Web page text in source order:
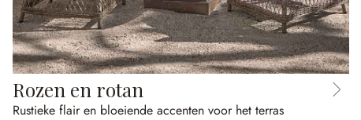
Rozen en rotan
Rustieke flair en bloeiende accenten voor het terras